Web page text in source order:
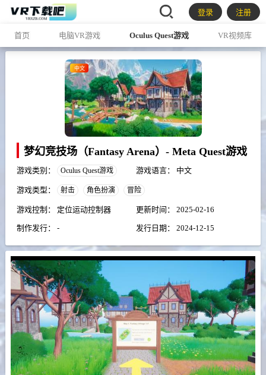
登录 注册
首页 电脑VR游戏 Oculus Quest游戏 VR视频库
中文
梦幻竞技场（Fantasy Arena）- Meta Quest游戏
游戏类别： Oculus Quest游戏 游戏语言： 中文
游戏类型： 射击 角色扮演 冒险
游戏控制： 定位运动控制器 更新时间： 2025-02-16
制作发行： - 发行日期： 2024-12-15